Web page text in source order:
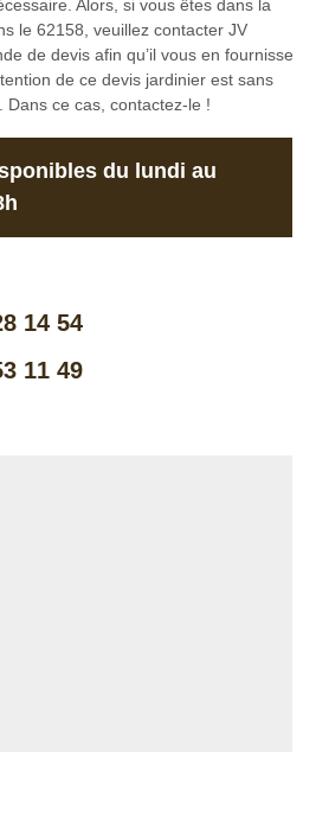
Alors, si vous êtes dans la
le 62158, veuillez contacter JV
de devis afin qu’il vous en fournisse
de ce devis jardinier est sans
ce cas, contactez-le !
du lundi au
14 54
11 49